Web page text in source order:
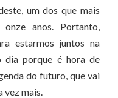
um dos que mais
anos. Portanto,
estarmos juntos na
dia porque é hora de
do futuro, que vai
vez mais.